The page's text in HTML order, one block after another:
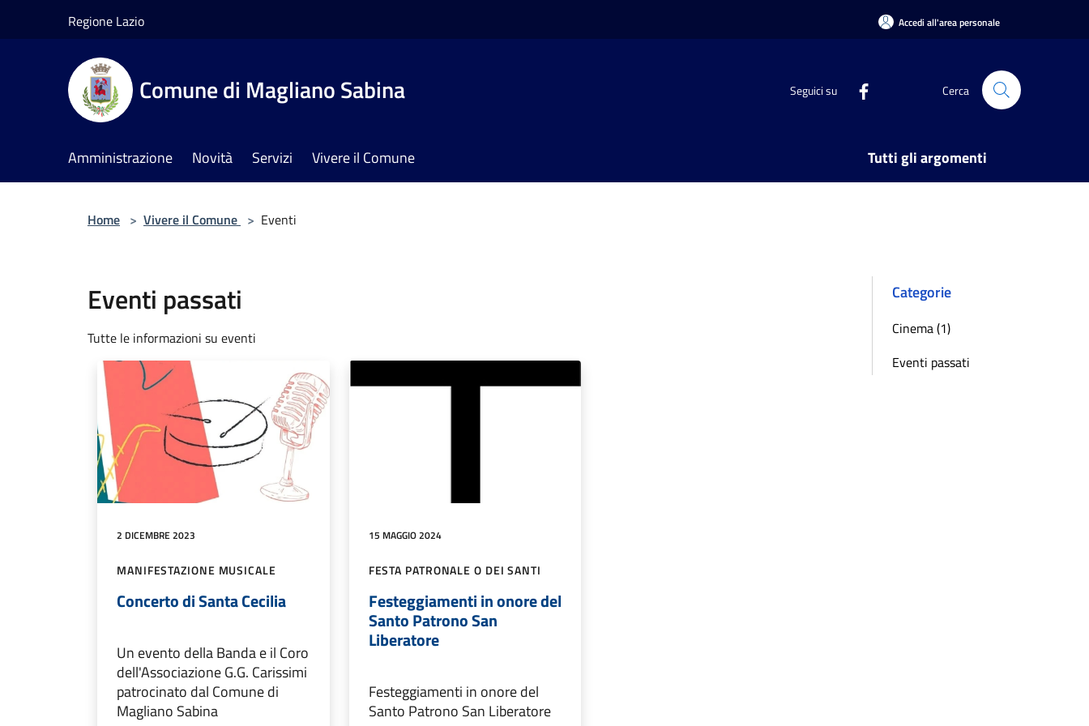
Regione Lazio Accedi all'area personale
Comune di Magliano Sabina Seguici su Cerca
Amministrazione Novità Servizi Vivere il Comune Tutti gli argomenti
Home > Vivere il Comune > Eventi
Eventi passati
Tutte le informazioni su eventi
2 DICEMBRE 2023
MANIFESTAZIONE MUSICALE
Concerto di Santa Cecilia
Un evento della Banda e il Coro
dell'Associazione G.G. Carissimi
patrocinato dal Comune di
Magliano Sabina
15 MAGGIO 2024
FESTA PATRONALE O DEI SANTI
Festeggiamenti in onore del
Santo Patrono San
Liberatore
Festeggiamenti in onore del
Santo Patrono San Liberatore
Categorie
Cinema (1)
Eventi passati